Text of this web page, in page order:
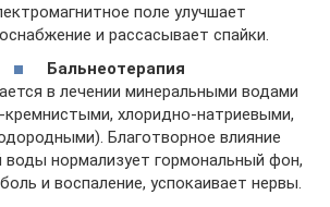
поле улучшает
и рассасывает спайки.
Бальнеотерапия
в лечении минеральными водами
кремнистыми, хлоридно-натриевыми,
Благотворное влияние
воды нормализует гормональный фон,
и воспаление, успокаивает нервы.